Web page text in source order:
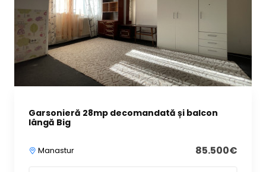
Garsonieră 28mp decomandată și balcon
lângă Big
Manastur 85.500€